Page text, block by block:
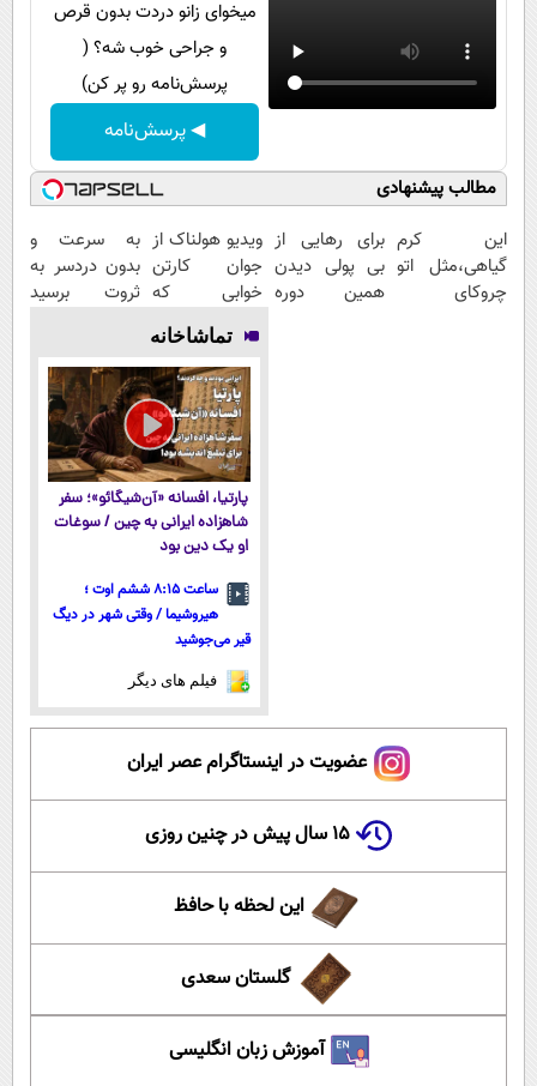
میخوای زانو دردت بدون قرص
و جراحی خوب شه؟ (
پرسش‌نامه رو پر کن)
◀ پرسش‌نامه
مطالب پیشنهادی
این کرم
گیاهی،مثل اتو
چروکای
برای رهایی از
بی پولی دیدن
همین دوره
ویدیو هولناک از
جوان کارتن
خوابی که
میلیاردر شد.
آموزش رایگان
به سرعت و
بدون دردسر به
ثروت برسید
پولسازی)
تماشاخانه
پارتیا، افسانه «آن‌شیگائو»؛ سفر
شاهزاده ایرانی به چین / سوغات
او یک دین بود
ساعت ۸:۱۵ ششم اوت ؛
هیروشیما / وقتی شهر در دیگ
قیر می‌جوشید
فیلم های دیگر
عضویت در اینستاگرام عصر ایران
۱۵ سال پیش در چنین روزی
این لحظه با حافظ
گلستان سعدی
آموزش زبان انگلیسی